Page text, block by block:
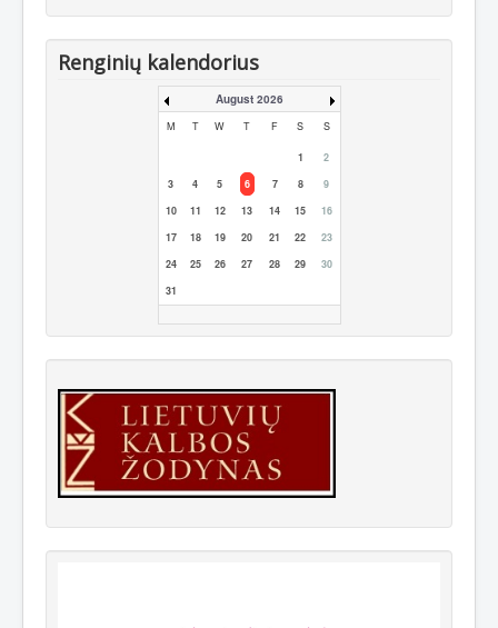
Renginių kalendorius
August 2026
M T W T F S S
1
2
3
4 5 6 7 8
9
10
11 12 13 14 15
16
17
18 19 20 21 22
23
24
25 26 27 28 29
30
31